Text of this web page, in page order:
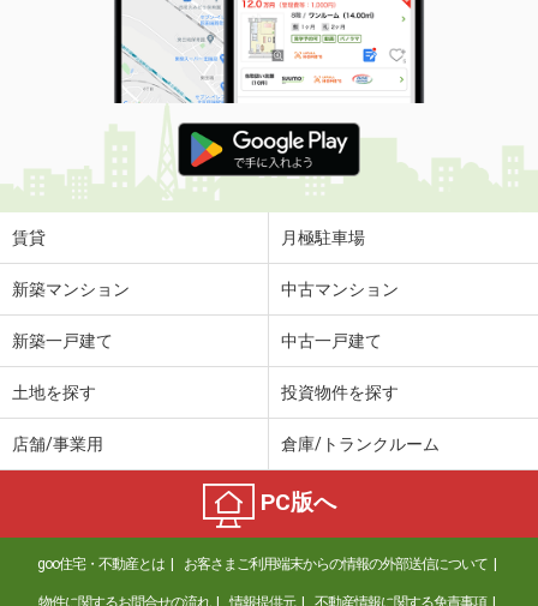
賃貸 月極駐車場
新築マンション 中古マンション
新築一戸建て 中古一戸建て
土地を探す 投資物件を探す
店舗/事業用 倉庫/トランクルーム
PC版へ
goo住宅・不動産とは お客さまご利用端末からの情報の外部送信について
物件に関するお問合せの流れ 情報提供元 不動産情報に関する免責事項